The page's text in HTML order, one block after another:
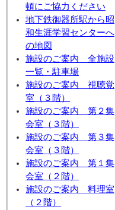
頓にご協力ください
地下鉄御器所駅から昭
和生涯学習センターへ
の地図
施設のご案内 全施設
一覧・駐車場
施設のご案内 視聴覚
室（３階）
施設のご案内 第２集
会室（３階）
施設のご案内 第３集
会室（３階）
施設のご案内 第１集
会室（２階）
施設のご案内 料理室
（２階）